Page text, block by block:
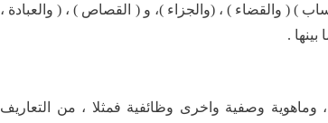
) ( والقضاء ) ، (والجزاء )، و ( القصاص ) ، ( والعبادة ،
.
وماهوية وصفية واخرى وظائفية فمثلا ، من التعاريف